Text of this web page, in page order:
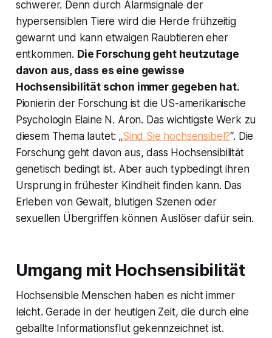
schwerer. Denn durch Alarmsignale der
hypersensiblen Tiere wird die Herde frühzeitig
gewarnt und kann etwaigen Raubtieren eher
entkommen. Die Forschung geht heutzutage
davon aus, dass es eine gewisse
Hochsensibilität schon immer gegeben hat.
Pionierin der Forschung ist die US-amerikanische
Psychologin Elaine N. Aron. Das wichtigste Werk zu
diesem Thema lautet: „Sind Sie hochsensibel?“. Die
Forschung geht davon aus, dass Hochsensibilität
genetisch bedingt ist. Aber auch typbedingt ihren
Ursprung in frühester Kindheit finden kann. Das
Erleben von Gewalt, blutigen Szenen oder
sexuellen Übergriffen können Auslöser dafür sein.
Umgang mit Hochsensibilität
Hochsensible Menschen haben es nicht immer
leicht. Gerade in der heutigen Zeit, die durch eine
geballte Informationsflut gekennzeichnet ist.